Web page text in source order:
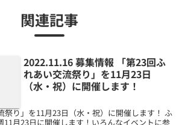
関連記事
2022.11.16 募集情報 「第23回ふ
れあい交流祭り」を11月23日
（水・祝）に開催します！
祭り」を11月23日（水・祝）に開催します！ ふ
11月23日に開催します！いろんなイベントに参